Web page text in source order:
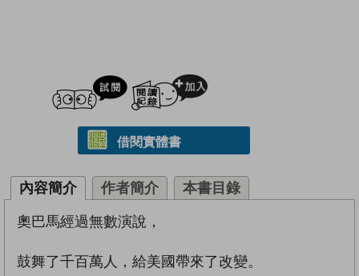
試閲
借閱實體書
內容簡介 作者簡介 本書目錄
奧巴馬經過無數演說，
鼓舞了千百萬人，給美國帶來了改變。